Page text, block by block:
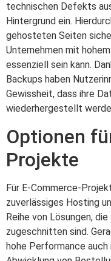
technischen Defekts
Hintergrund ein.
gehosteten Seiten
Unternehmen mit
essenziell sein kann.
Backups haben
Gewissheit, dass ihre
wiederhergestellt
Optionen
Projekte
Für E-Commerce-
zuverlässiges Hosting
Reihe von Lösungen,
zugeschnitten sind.
hohe Performance